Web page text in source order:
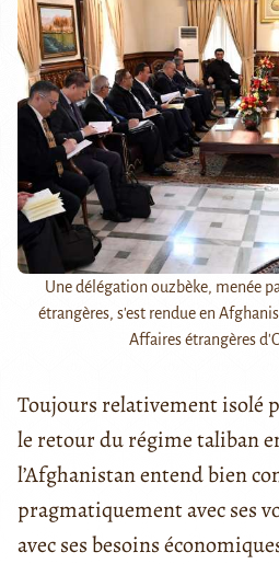
Une délégation ouzbèke, menée
étrangères, s'est rendue en
Affaires étrangères
Toujours relativement isolé
le retour du régime taliban
l’Afghanistan entend bien
pragmatiquement avec ses
avec ses besoins